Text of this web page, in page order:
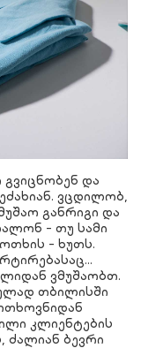
გვიცნობენ და
ვცდილობ,
განრიგი და
- თუ სამი
ოთხის - ხუთს.
ვმუშაობთ.
თბილისში
კლიენტების
ძალიან ბევრი